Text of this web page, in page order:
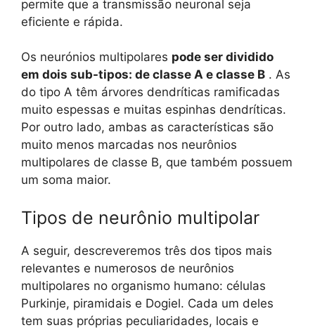
permite que a transmissão neuronal seja
eficiente e rápida.
Os neurónios multipolares pode ser dividido
em dois sub-tipos: de classe A e classe B . As
do tipo A têm árvores dendríticas ramificadas
muito espessas e muitas espinhas dendríticas.
Por outro lado, ambas as características são
muito menos marcadas nos neurônios
multipolares de classe B, que também possuem
um soma maior.
Tipos de neurônio multipolar
A seguir, descreveremos três dos tipos mais
relevantes e numerosos de neurônios
multipolares no organismo humano: células
Purkinje, piramidais e Dogiel. Cada um deles
tem suas próprias peculiaridades, locais e